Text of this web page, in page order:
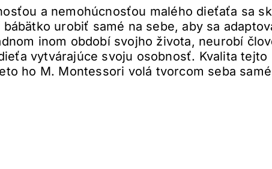
a nemohúcnosťou malého dieťaťa sa
urobiť samé na sebe, aby sa
inom období svojho života, neurobí
vytvárajúce svoju osobnosť. Kvalita tejto
ho M. Montessori volá tvorcom seba